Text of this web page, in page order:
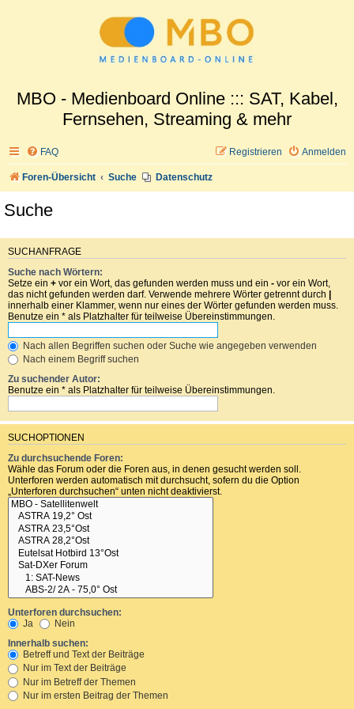
MBO - Medienboard Online ::: SAT, Kabel,
Fernsehen, Streaming & mehr
FAQ Anmelden
Registrieren
Foren-Übersicht Suche Datenschutz
Suche
SUCHANFRAGE
Suche nach Wörtern:
Setze ein + vor ein Wort, das gefunden werden muss und ein - vor ein Wort,
das nicht gefunden werden darf. Verwende mehrere Wörter getrennt durch |
innerhalb einer Klammer, wenn nur eines der Wörter gefunden werden muss.
Benutze ein * als Platzhalter für teilweise Übereinstimmungen.
Nach allen Begriffen suchen oder Suche wie angegeben verwenden
Nach einem Begriff suchen
Zu suchender Autor:
Benutze ein * als Platzhalter für teilweise Übereinstimmungen.
SUCHOPTIONEN
Zu durchsuchende Foren:
Wähle das Forum oder die Foren aus, in denen gesucht werden soll.
Unterforen werden automatisch mit durchsucht, sofern du die Option
„Unterforen durchsuchen“ unten nicht deaktivierst.
Unterforen durchsuchen:
Ja
Nein
Innerhalb suchen:
Betreff und Text der Beiträge
Nur im Text der Beiträge
Nur im Betreff der Themen
Nur im ersten Beitrag der Themen